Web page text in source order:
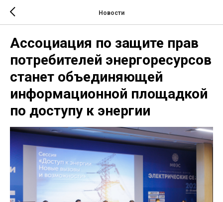
Новости
Ассоциация по защите прав
потребителей энергоресурсов
станет объединяющей
информационной площадкой
по доступу к энергии